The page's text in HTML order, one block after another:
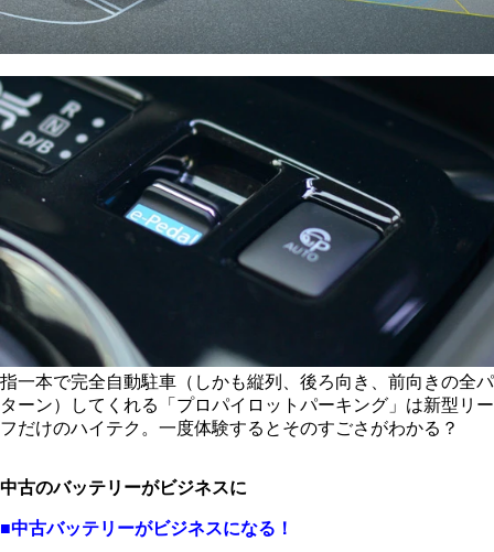
指一本で完全自動駐車（しかも縦列、後ろ向き、前向きの全パ
ターン）してくれる「プロパイロットパーキング」は新型リー
フだけのハイテク。一度体験するとそのすごさがわかる？
中古のバッテリーがビジネスに
■中古バッテリーがビジネスになる！